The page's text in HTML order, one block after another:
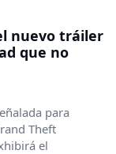
nuevo tráiler
que no
para
Theft
el